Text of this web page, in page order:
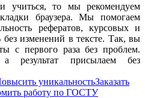
учиться, то мы рекомендуем
браузера. Мы помогаем
рефератов, курсовых и
изменений в тексте. Так, вы
с первого раза без проблем.
а результат присылаем без
уникальностьЗаказать
работу по ГОСТУ